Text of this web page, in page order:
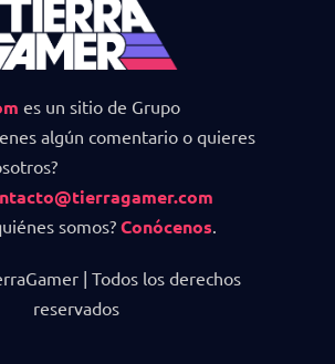
es un sitio de Grupo
algún comentario o quieres
somos? Conócenos
| Todos los derechos
reservados